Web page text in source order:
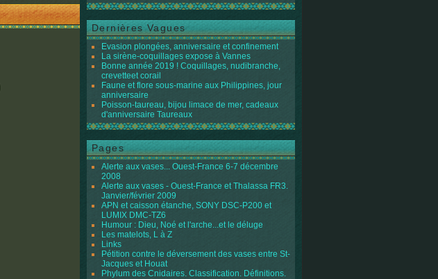
Dernières Vagues
Evasion plongées, anniversaire et confinement
La sirène-coquillages expose à Vannes
Bonne année 2019 ! Coquillages, nudibranche,
crevetteet corail
Faune et flore sous-marine aux Philippines, jour
anniversaire
Poisson-taureau, bijou limace de mer, cadeaux
d'anniversaire Taureaux
Pages
Alerte aux vases... Ouest-France 6-7 décembre
2008
Alerte aux vases - Ouest-France et Thalassa FR3.
Janvier/février 2009
APN et caisson étanche, SONY DSC-P200 et
LUMIX DMC-TZ6
Humour : Dieu, Noé et l'arche...et le déluge
Les matelots, L à Z
Links
Pétition contre le déversement des vases entre St-
Jacques et Houat
Phylum des Cnidaires. Classification. Définitions.